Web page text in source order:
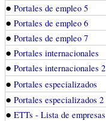
● Portales de empleo 5
● Portales de empleo 6
● Portales de empleo 7
● Portales internacionales
● Portales internacionales 2
● Portales especializados
● Portales especializados 2
● ETTs - Lista de empresas